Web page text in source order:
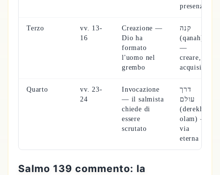
presenza
Terzo
vv. 13-
16
Creazione —
Dio ha
formato
l'uomo nel
grembo
קנה
(qanah)
—
creare,
acquisire
Quarto
vv. 23-
24
Invocazione
— il salmista
chiede di
essere
scrutato
דרך
עולם
(derekh
olam) —
via
eterna
Salmo 139 commento: la